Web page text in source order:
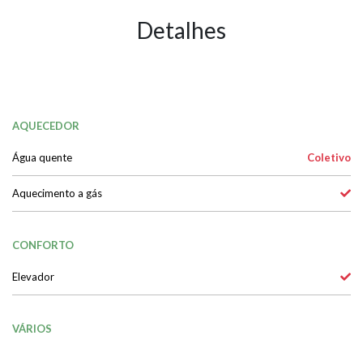
Detalhes
AQUECEDOR
Água quente Coletivo
Aquecimento a gás
CONFORTO
Elevador
VÁRIOS